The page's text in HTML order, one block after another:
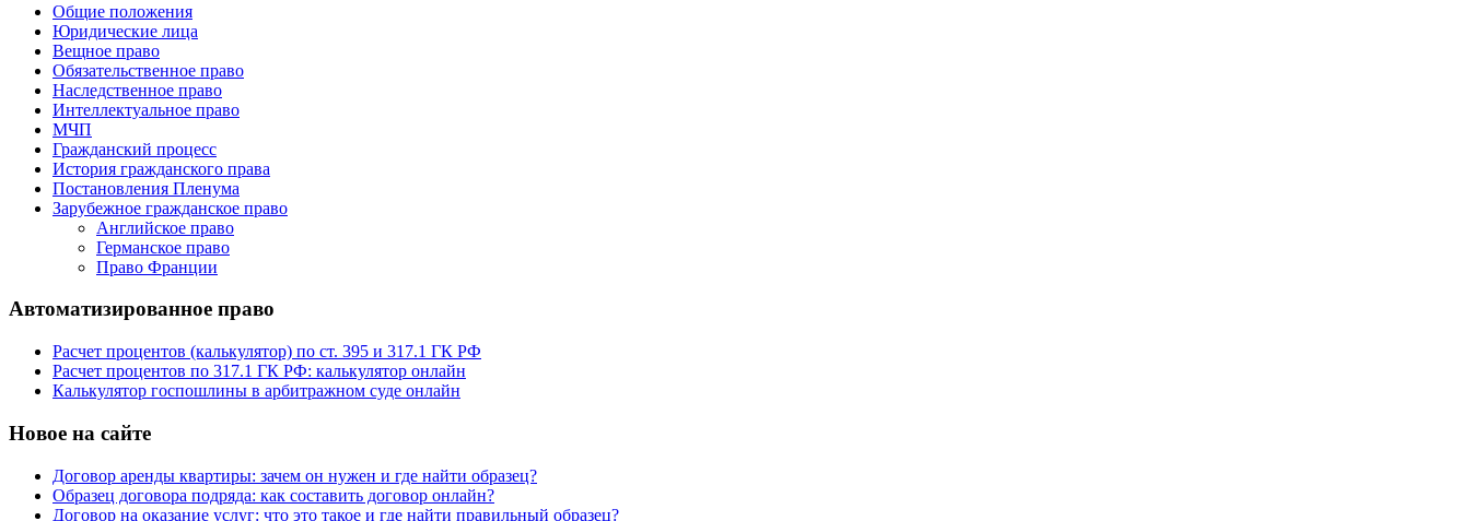
Общие положения
Юридические лица
Вещное право
Обязательственное право
Наследственное право
Интеллектуальное право
МЧП
Гражданский процесс
История гражданского права
Постановления Пленума
Зарубежное гражданское право
Английское право
Германское право
Право Франции
Автоматизированное право
Расчет процентов (калькулятор) по ст. 395 и 317.1 ГК РФ
Расчет процентов по 317.1 ГК РФ: калькулятор онлайн
Калькулятор госпошлины в арбитражном суде онлайн
Новое на сайте
Договор аренды квартиры: зачем он нужен и где найти образец?
Образец договора подряда: как составить договор онлайн?
Договор на оказание услуг: что это такое и где найти правильный образец?